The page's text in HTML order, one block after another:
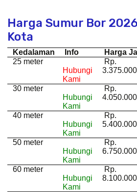
Harga Sumur Bor
Kota
Kedalaman Info
Harga
25 meter
Hubungi
Kami
Rp.
3.375.000
30 meter
Hubungi
Kami
Rp.
4.050.000
40 meter
Hubungi
Kami
Rp.
5.400.000
50 meter
Hubungi
Kami
Rp.
6.750.000
60 meter
Hubungi
Kami
Rp.
8.100.000